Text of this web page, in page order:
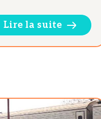
Lire la suite